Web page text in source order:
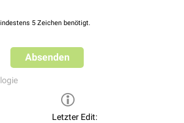
5 Zeichen benötigt.
Absenden
Letzter Edit: